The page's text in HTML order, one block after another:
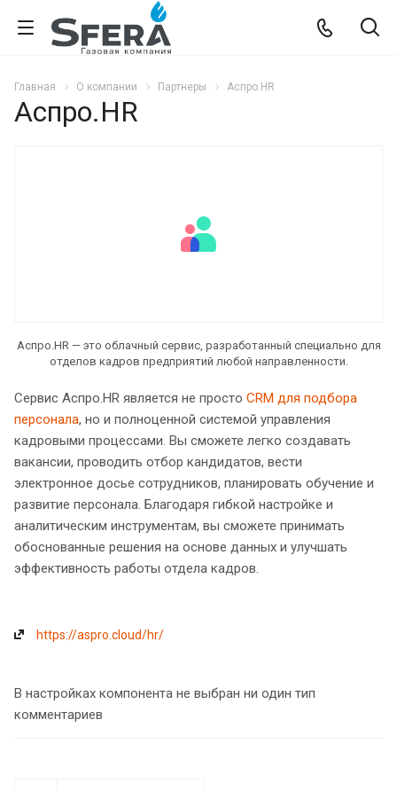
Главная О компании Партнеры Аспро.HR
Аспро.HR
Аспро.HR — это облачный сервис, разработанный специально для
отделов кадров предприятий любой направленности.
Сервис Аспро.HR является не просто CRM для подбора
персонала, но и полноценной системой управления
кадровыми процессами. Вы сможете легко создавать
вакансии, проводить отбор кандидатов, вести
электронное досье сотрудников, планировать обучение и
развитие персонала. Благодаря гибкой настройке и
аналитическим инструментам, вы сможете принимать
обоснованные решения на основе данных и улучшать
эффективность работы отдела кадров.
https://aspro.cloud/hr/
В настройках компонента не выбран ни один тип
комментариев